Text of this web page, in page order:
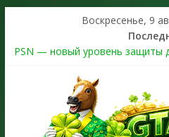
Воскресенье, 9
PSN — новый уровень защиты
The Kortz Center Heist выйдет в
Регистрация в Rockstar Games
как зарегистрировать